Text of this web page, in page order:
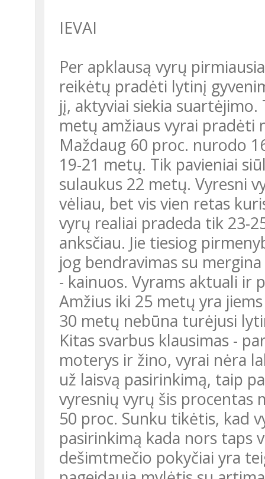
IEVAI
Per apklausą vyrų
reikėtų pradėti lytinį
jį, aktyviai siekia
metų amžiaus vyrai pradėti
Maždaug 60 proc. nurodo
19-21 metų. Tik pavieniai
sulaukus 22 metų. Vyresni
vėliau, bet vis vien retas
vyrų realiai pradeda tik 23-
anksčiau. Jie tiesiog
jog bendravimas su
- kainuos. Vyrams aktuali ir
Amžius iki 25 metų yra
30 metų nebūna turėjusi
Kitas svarbus klausimas -
moterys ir žino, vyrai nėra
už laisvą pasirinkimą, taip
vyresnių vyrų šis procentas
50 proc. Sunku tikėtis, kad
pasirinkimą kada nors taps
dešimtmečio pokyčiai yra